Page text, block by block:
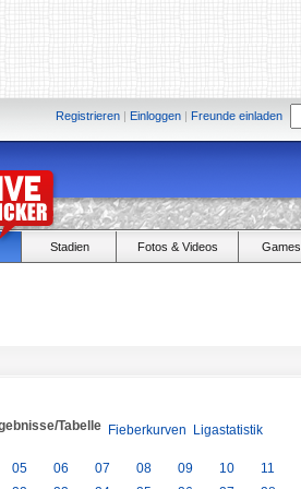
Registrieren | Einloggen | Freunde einladen
Stadien Fotos & Videos Games
Tabelle Fieberkurven Ligastatistik
05 06 07 08 09 10 11